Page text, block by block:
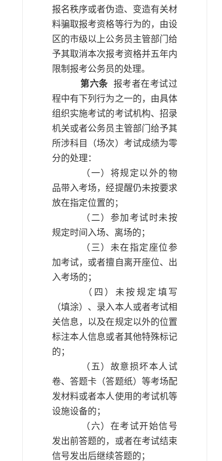
报名秩序或者伪造、变造有关材
料骗取报考资格等行为的，由设
区的市级以上公务员主管部门给
予其取消本次报考资格并五年内
限制报考公务员的处理。
第六条 报考者在考试过
程中有下列行为之一的，由具体
组织实施考试的考试机构、招录
机关或者公务员主管部门给予其
所涉科目（场次）考试成绩为零
分的处理：
（一）将规定以外的物
品带入考场，经提醒仍未按要求
放在指定位置的；
（二）参加考试时未按
规定时间入场、离场的；
（三）未在指定座位参
加考试，或者擅自离开座位、出
入考场的；
（四）未按规定填写
（填涂）、录入本人或者考试相
关信息，以及在规定以外的位置
标注本人信息或者其他特殊标记
的；
（五）故意损坏本人试
卷、答题卡（答题纸）等考场配
发材料或者本人使用的考试机等
设施设备的；
（六）在考试开始信号
发出前答题的，或者在考试结束
信号发出后继续答题的；